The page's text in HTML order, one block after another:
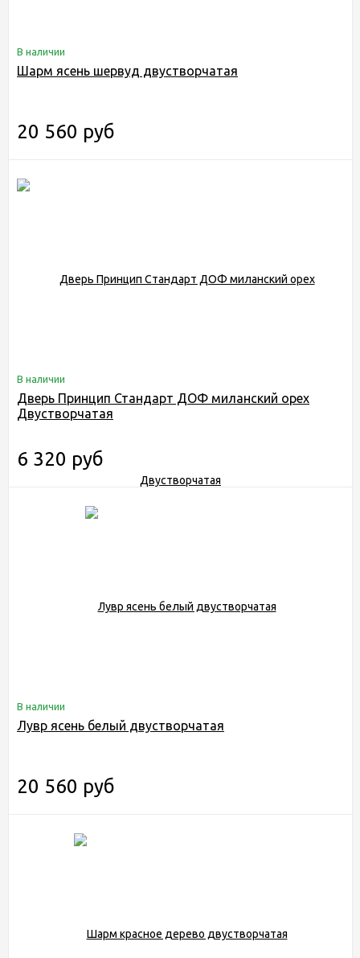
В наличии
Шарм ясень шервуд двустворчатая
20 560 руб
В наличии
Дверь Принцип Стандарт ДОФ миланский орех
Двустворчатая
6 320 руб
В наличии
Лувр ясень белый двустворчатая
20 560 руб